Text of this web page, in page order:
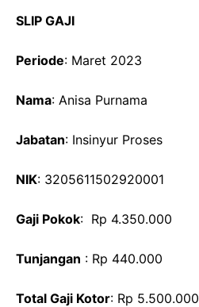
SLIP GAJI
Periode: Maret 2023
Nama: Anisa Purnama
Jabatan: Insinyur Proses
NIK: 3205611502920001
Gaji Pokok: Rp 4.350.000
Tunjangan : Rp 440.000
Total Gaji Kotor: Rp 5.500.000